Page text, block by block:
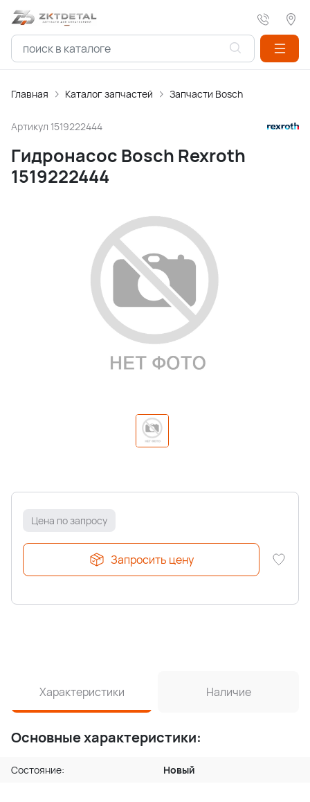
Главная Каталог запчастей Запчасти Bosch
Артикул 1519222444
Гидронасос Bosch Rexroth
1519222444
Цена по запросу
Запросить цену
Характеристики Наличие
Основные характеристики:
Состояние: Новый